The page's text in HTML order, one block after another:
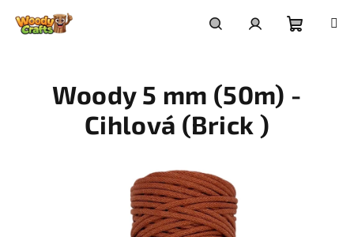
košík
Woody 5 mm (50m) -
Cihlová (Brick )